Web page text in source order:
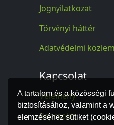
A tartalom és a közösségi
biztosításához, valamint a
elemzéséhez sütiket
Jognyilatkozat
Törvényi háttér
Adatvédelmi
Kapcsolat
Vélemény
Kapcsolat